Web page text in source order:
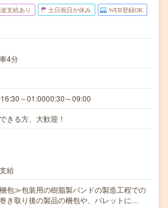
支給あり 土日祝日が休み WEB登録OK
4分
～01:0000:30～09:00
きる方、大歓迎！
給
包≫包装用の樹脂製バンドの製造工程での
き取り後の製品の梱包や、パレットに…